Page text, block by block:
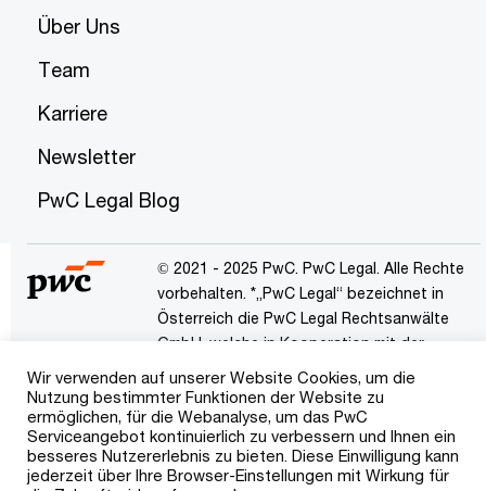
Über Uns
Team
Karriere
Newsletter
PwC Legal Blog
© 2021 - 2025 PwC. PwC Legal. Alle Rechte
vorbehalten. *„PwC Legal“ bezeichnet in
Österreich die PwC Legal Rechtsanwälte
GmbH, welche in Kooperation mit der
PricewaterhouseCoopers Legal AG
Rechtsanwaltsgesellschaft mit Sitz in
Frankfurt am Main steht. „PwC“ bezeichnet
das PwC-Netzwerk und/oder eines oder
mehrere seiner Mitgliedsfirmen. Jedes
Wir verwenden auf unserer Website Cookies, um die
Nutzung bestimmter Funktionen der Website zu
ermöglichen, für die Webanalyse, um das PwC
Serviceangebot kontinuierlich zu verbessern und Ihnen ein
besseres Nutzererlebnis zu bieten. Diese Einwilligung kann
jederzeit über Ihre Browser-Einstellungen mit Wirkung für